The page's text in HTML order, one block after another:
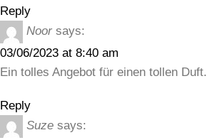
Reply
Noor says:
03/06/2023 at 8:40 am
Ein tolles Angebot für einen tollen Duft.
Reply
Suze says: